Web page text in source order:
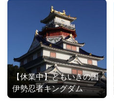
【休業中】ともいきの国
伊勢忍者キングダム